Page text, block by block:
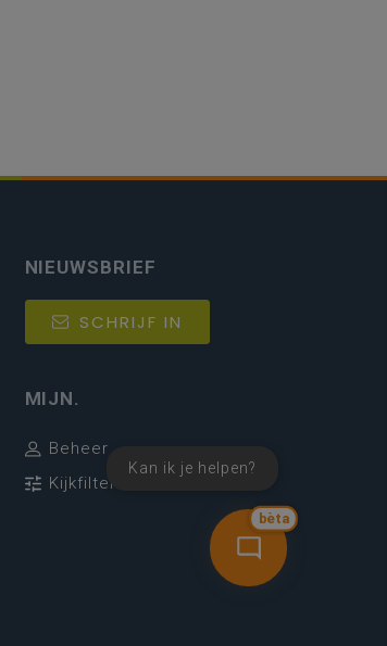
bèta
Kan ik je helpen?
NIEUWSBRIEF
SCHRIJF IN
MIJN.
Beheer
Kijkfilter